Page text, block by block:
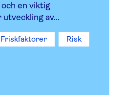
en viktig
av...
Friskfaktorer Risk